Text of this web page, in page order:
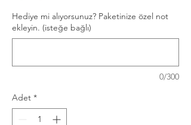
Hediye mi alıyorsunuz? Paketinize özel not
ekleyin. (isteğe bağlı)
0/300
Adet *